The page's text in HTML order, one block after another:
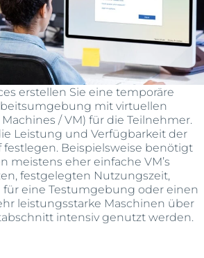
erstellen Sie eine temporäre
mit virtuellen
/ VM) für die Teilnehmer.
Leistung und Verfügbarkeit der
festlegen. Beispielsweise benötigt
meistens eher einfache VM’s
festgelegten Nutzungszeit,
eine Testumgebung oder einen
leistungsstarke Maschinen über
intensiv genutzt werden.